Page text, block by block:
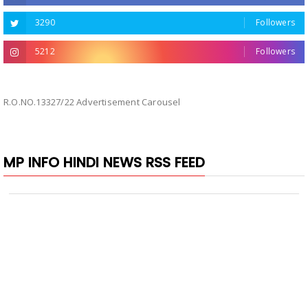
3290 Followers
5212 Followers
R.O.NO.13327/22 Advertisement Carousel
MP INFO HINDI NEWS RSS FEED